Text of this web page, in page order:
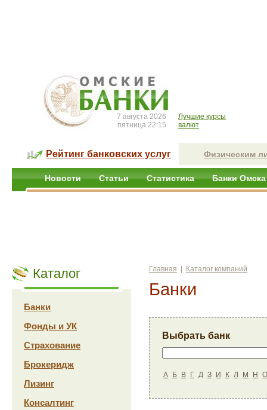
7 августа 2026
пятница 22:15
Лучшие курсы
валют
Рейтинг банковских услуг Физическим
Новости Статьи Статистика Банки Омска
Каталог
Банки
Фонды и УК
Страхование
Брокеридж
Лизинг
Консалтинг
Главная Каталог компаний
Банки
Выбрать банк
А Б В Г Д З И К Л М Н О